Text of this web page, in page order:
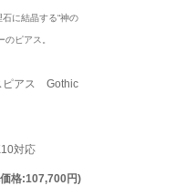
に結晶する“神の
のピアス。
ピアス Gothic
対応
格:107,700円)